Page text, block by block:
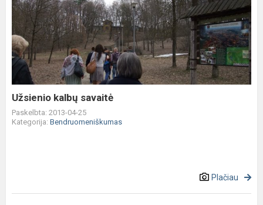
kalbų
savaitė
Užsienio kalbų savaitė
Paskelbta: 2013-04-25
Kategorija: Bendruomeniškumas
Plačiau